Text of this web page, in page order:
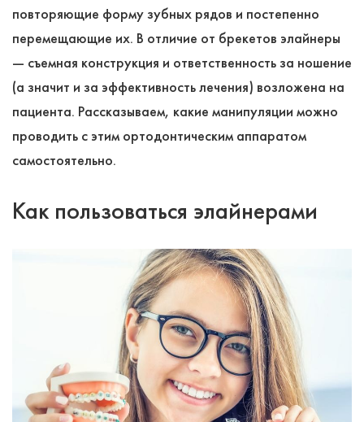
повторяющие форму зубных рядов и постепенно
перемещающие их. В отличие от брекетов элайнеры
― съемная конструкция и ответственность за ношение
(а значит и за эффективность лечения) возложена на
пациента. Рассказываем, какие манипуляции можно
проводить с этим ортодонтическим аппаратом
самостоятельно.
Как пользоваться элайнерами